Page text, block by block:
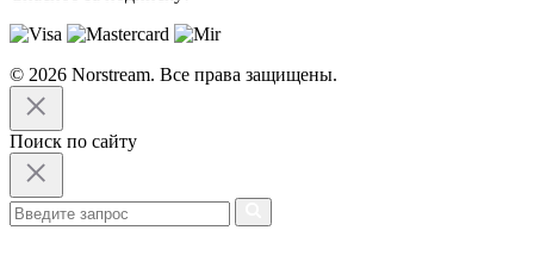
© 2026 Norstream. Все права защищены.
Поиск по сайту